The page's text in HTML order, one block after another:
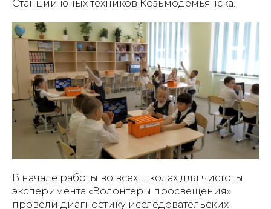
Станции юных техников Козьмодемьянска.
В начале работы во всех школах для чистоты
эксперимента «Волонтеры просвещения»
провели диагностику исследовательских